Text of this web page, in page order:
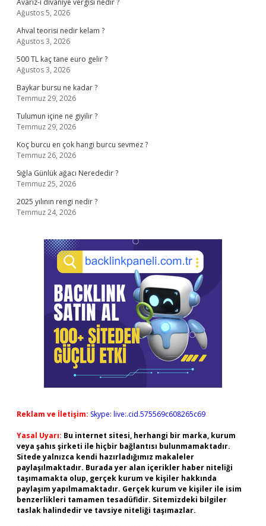
Avarız-i divaniye vergisi nedir ?
Ağustos 5, 2026
Ahval teorisi nedir kelam ?
Ağustos 3, 2026
500 TL kaç tane euro gelir ?
Ağustos 3, 2026
Baykar bursu ne kadar ?
Temmuz 29, 2026
Tulumun içine ne giyilir ?
Temmuz 29, 2026
Koç burcu en çok hangi burcu sevmez ?
Temmuz 26, 2026
Sığla Günlük ağacı Nerededir ?
Temmuz 25, 2026
2025 yılının rengi nedir ?
Temmuz 24, 2026
Reklam ve İletişim: Skype: live:.cid.575569c608265c69
Yasal Uyarı: Bu internet sitesi, herhangi bir marka, kurum
veya şahıs şirketi ile hiçbir bağlantısı bulunmamaktadır.
Sitede yalnızca kendi hazırladığımız makaleler
paylaşılmaktadır. Burada yer alan içerikler haber niteliği
taşımamakta olup, gerçek kurum ve kişiler hakkında
paylaşım yapılmamaktadır. Gerçek kurum ve kişiler ile isim
benzerlikleri tamamen tesadüfidir. Sitemizdeki bilgiler
taslak halindedir ve tavsiye niteliği taşımazlar.